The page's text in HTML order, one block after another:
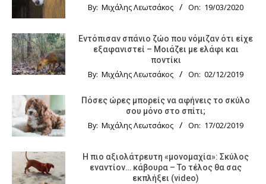
By: Μιχάλης Λεωτσάκος On: 19/03/2020
Εντόπισαν σπάνιο ζώο που νόμιζαν ότι είχε
εξαφανιστεί – Μοιάζει με ελάφι και
ποντίκι
By: Μιχάλης Λεωτσάκος On: 02/12/2019
Πόσες ώρες μπορείς να αφήνεις το σκύλο
σου μόνο στο σπίτι;
By: Μιχάλης Λεωτσάκος On: 17/02/2019
Η πιο αξιολάτρευτη «μονομαχία»: Σκύλος
εναντίον… κάβουρα – Το τέλος θα σας
εκπλήξει (video)